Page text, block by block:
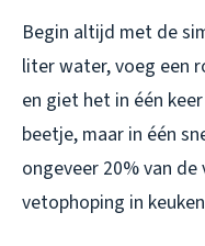
Begin altijd met de
liter water, voeg een
en giet het in één
beetje, maar in één
ongeveer 20% van
vetophoping in